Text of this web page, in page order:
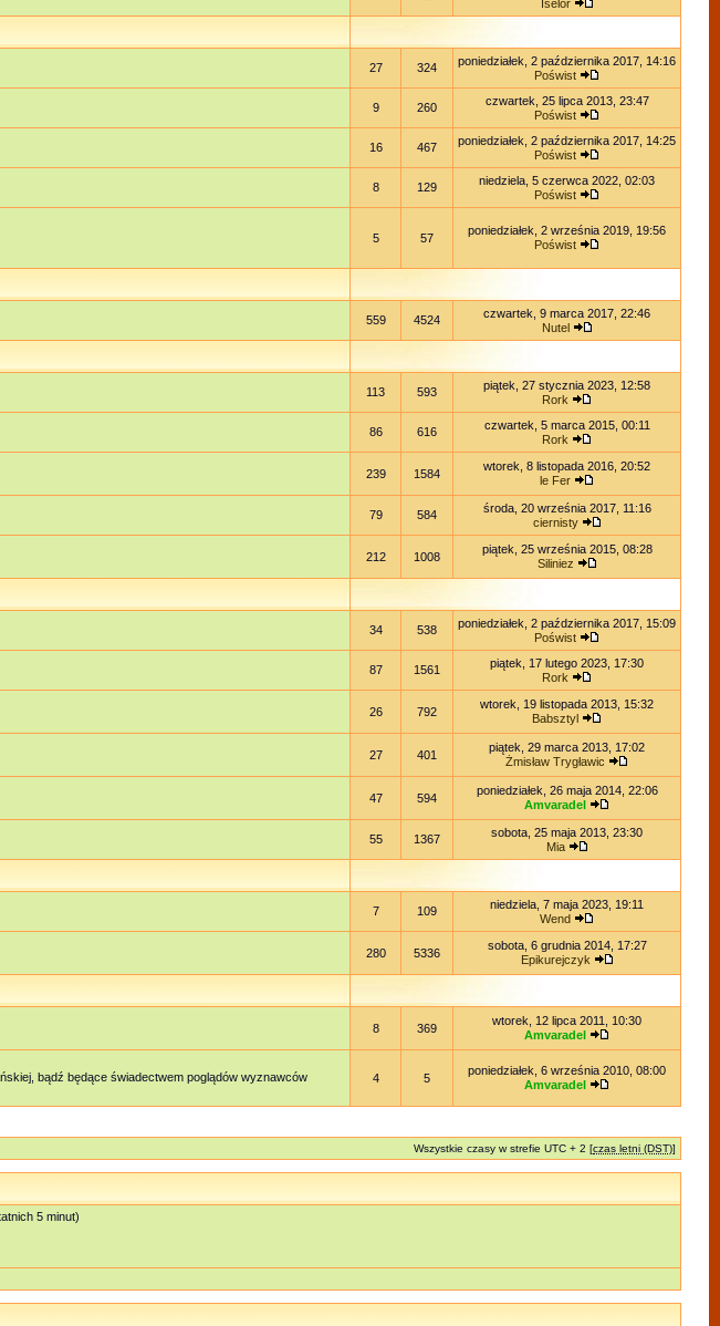
Iselor
27 324
poniedziałek, 2 października 2017, 14:16
Poświst
9 260
czwartek, 25 lipca 2013, 23:47
Poświst
16 467
poniedziałek, 2 października 2017, 14:25
Poświst
8 129
niedziela, 5 czerwca 2022, 02:03
Poświst
5 57
poniedziałek, 2 września 2019, 19:56
Poświst
559 4524
czwartek, 9 marca 2017, 22:46
Nutel
113 593
piątek, 27 stycznia 2023, 12:58
Rork
86 616
czwartek, 5 marca 2015, 00:11
Rork
239 1584
wtorek, 8 listopada 2016, 20:52
le Fer
79 584
środa, 20 września 2017, 11:16
ciernisty
212 1008
piątek, 25 września 2015, 08:28
Siliniez
34 538
poniedziałek, 2 października 2017, 15:09
Poświst
87 1561
piątek, 17 lutego 2023, 17:30
Rork
26 792
wtorek, 19 listopada 2013, 15:32
Babsztyl
27 401
piątek, 29 marca 2013, 17:02
Żmisław Trygławic
47 594
poniedziałek, 26 maja 2014, 22:06
Amvaradel
55 1367
sobota, 25 maja 2013, 23:30
Mia
7 109
niedziela, 7 maja 2023, 19:11
Wend
280 5336
sobota, 6 grudnia 2014, 17:27
Epikurejczyk
8 369
wtorek, 12 lipca 2011, 10:30
Amvaradel
bądź będące świadectwem poglądów wyznawców
4 5
poniedziałek, 6 września 2010, 08:00
Amvaradel
Wszystkie czasy w strefie UTC + 2 [czas letni (DST)]
5 minut)